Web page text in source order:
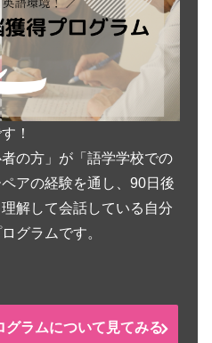
！
の方」が「語学学校での
アの経験を通し、90日後
解して会話している自分
グラムです。
グラムについて見てみる